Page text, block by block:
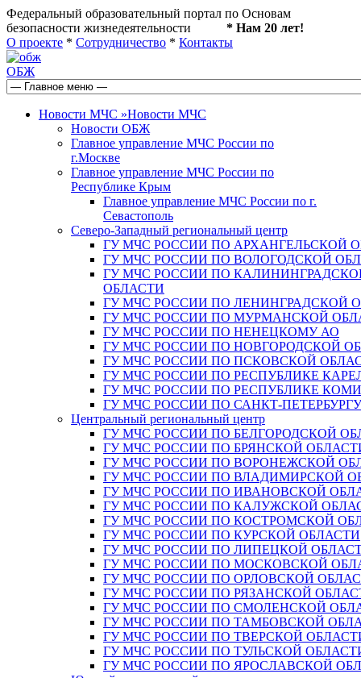
Федеральный образовательный портал по Основам
безопасности жизнедеятельности * Нам 20 лет!
О проекте * Сотрудничество * Контакты
ОБЖ
Новости МЧС »Новости МЧС
Новости ОБЖ
Главное управление МЧС России по
г.Москве
Главное управление МЧС России по
Республике Крым
Главное управление МЧС России по г.
Севастополь
Северо-Западный региональный центр
ГУ МЧС РОССИИ ПО АРХАНГЕЛЬСКОЙ
ГУ МЧС РОССИИ ПО ВОЛОГОДСКОЙ
ГУ МЧС РОССИИ ПО
ОБЛАСТИ
ГУ МЧС РОССИИ ПО ЛЕНИНГРАДСКОЙ
ГУ МЧС РОССИИ ПО МУРМАНСКОЙ
ГУ МЧС РОССИИ ПО НЕНЕЦКОМУ АО
ГУ МЧС РОССИИ ПО НОВГОРОДСКОЙ
ГУ МЧС РОССИИ ПО ПСКОВСКОЙ
ГУ МЧС РОССИИ ПО РЕСПУБЛИКЕ
ГУ МЧС РОССИИ ПО РЕСПУБЛИКЕ КОМИ
ГУ МЧС РОССИИ ПО САНКТ-ПЕТЕРБУРГУ
Центральный региональный центр
ГУ МЧС РОССИИ ПО БЕЛГОРОДСКОЙ
ГУ МЧС РОССИИ ПО БРЯНСКОЙ
ГУ МЧС РОССИИ ПО ВОРОНЕЖСКОЙ
ГУ МЧС РОССИИ ПО ВЛАДИМИРСКОЙ
ГУ МЧС РОССИИ ПО ИВАНОВСКОЙ
ГУ МЧС РОССИИ ПО КАЛУЖСКОЙ
ГУ МЧС РОССИИ ПО КОСТРОМСКОЙ
ГУ МЧС РОССИИ ПО КУРСКОЙ ОБЛАСТИ
ГУ МЧС РОССИИ ПО ЛИПЕЦКОЙ
ГУ МЧС РОССИИ ПО МОСКОВСКОЙ
ГУ МЧС РОССИИ ПО ОРЛОВСКОЙ
ГУ МЧС РОССИИ ПО РЯЗАНСКОЙ
ГУ МЧС РОССИИ ПО СМОЛЕНСКОЙ
ГУ МЧС РОССИИ ПО ТАМБОВСКОЙ
ГУ МЧС РОССИИ ПО ТВЕРСКОЙ
ГУ МЧС РОССИИ ПО ТУЛЬСКОЙ
ГУ МЧС РОССИИ ПО ЯРОСЛАВСКОЙ